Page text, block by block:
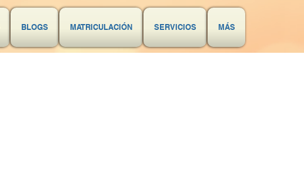
BLOGS MATRICULACIÓN SERVICIOS MÁS